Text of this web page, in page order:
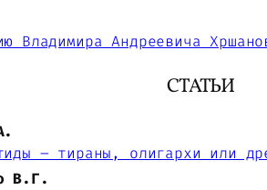
Владимира Андреевича
СТАТЬИ
– тираны, олигархи или
В.Г.